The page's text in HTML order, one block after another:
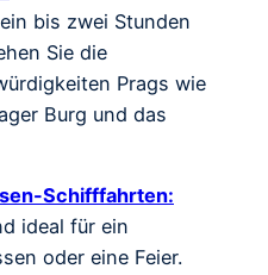
bis zwei Stunden
Sie die
Prags wie
Burg und das
Schifffahrten:
ideal für ein
oder eine Feier.